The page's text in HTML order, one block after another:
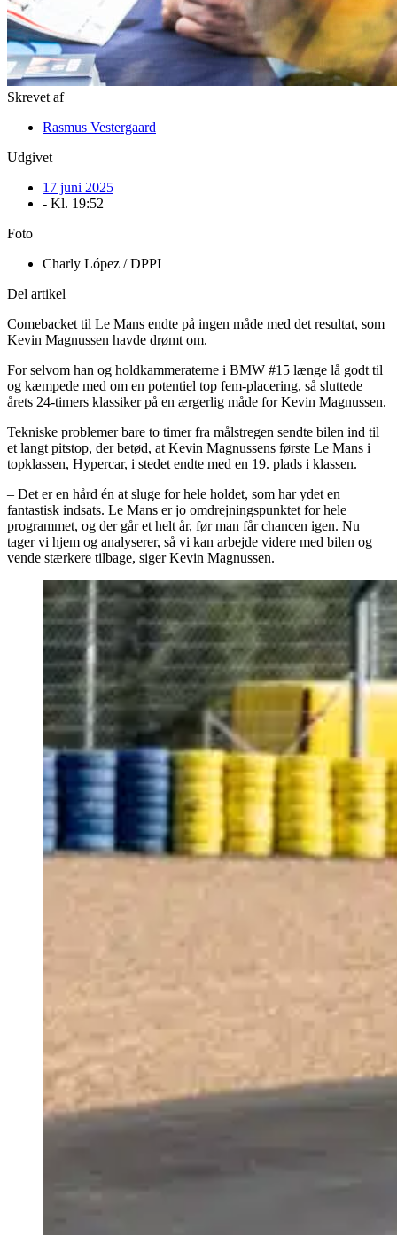
Skrevet af
Rasmus Vestergaard
Udgivet
17 juni 2025
- Kl. 19:52
Foto
Charly López / DPPI
Del artikel
Comebacket til Le Mans endte på ingen måde med det resultat, som
Kevin Magnussen havde drømt om.
For selvom han og holdkammeraterne i BMW #15 længe lå godt til
og kæmpede med om en potentiel top fem-placering, så sluttede
årets 24-timers klassiker på en ærgerlig måde for Kevin Magnussen.
Tekniske problemer bare to timer fra målstregen sendte bilen ind til
et langt pitstop, der betød, at Kevin Magnussens første Le Mans i
topklassen, Hypercar, i stedet endte med en 19. plads i klassen.
– Det er en hård én at sluge for hele holdet, som har ydet en
fantastisk indsats. Le Mans er jo omdrejningspunktet for hele
programmet, og der går et helt år, før man får chancen igen. Nu
tager vi hjem og analyserer, så vi kan arbejde videre med bilen og
vende stærkere tilbage, siger Kevin Magnussen.